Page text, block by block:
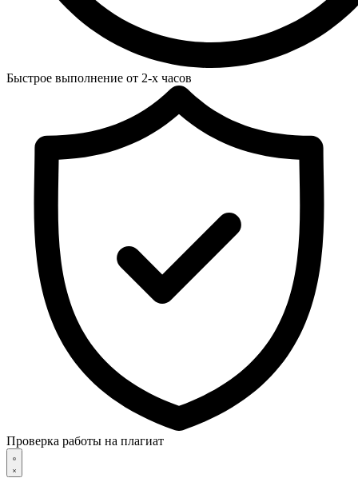
Быстрое выполнение от 2-х часов
Проверка работы на плагиат